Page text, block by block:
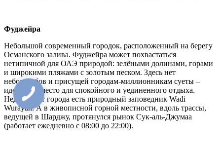
Фуджейра
Небольшой современный городок, расположенный на берегу
Османского залива. Фуджейра может похвастаться
нетипичной для ОАЭ природой: зелёными долинами, горами
и широкими пляжами с золотым песком. Здесь нет
небоскребов и присущей городам-миллионникам суеты –
идеальное место для спокойного и уединенного отдыха.
Недалеко от города есть природный заповедник Wadi
Wurayah. А в живописной горной местности, вдоль трассы,
ведущей в Шарджу, протянулся рынок Сук-аль-Джумаа
(работает ежедневно с 08:00 до 22:00).